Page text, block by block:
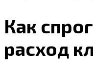
Как
расход